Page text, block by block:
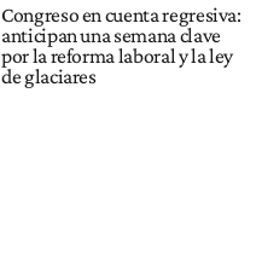
Congreso en cuenta regresiva:
anticipan una semana clave
por la reforma laboral y la ley
de glaciares